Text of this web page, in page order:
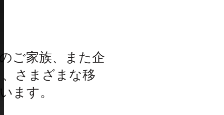
ご家族、また企
さまざまな移
ます。